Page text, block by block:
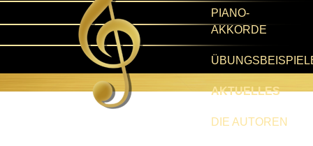
PIANO-
AKKORDE
AKTUELLES
DIE AUTOREN